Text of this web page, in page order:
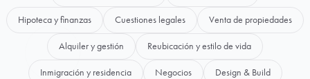
Hipoteca y finanzas Cuestiones legales Venta de propiedades
Alquiler y gestión Reubicación y estilo de vida
Inmigración y residencia Negocios Design & Build